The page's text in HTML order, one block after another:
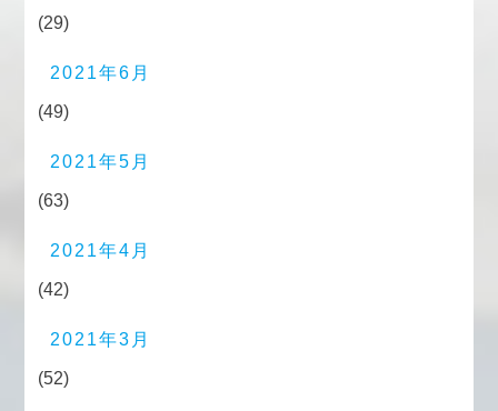
(29)
2021年6月
(49)
2021年5月
(63)
2021年4月
(42)
2021年3月
(52)